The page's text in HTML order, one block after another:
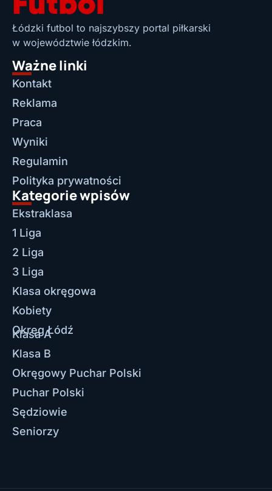
Łódzki futbol to najszybszy portal piłkarski
w województwie łódzkim.
Ważne linki
Kontakt
Reklama
Praca
Wyniki
Regulamin
Polityka prywatności
Kategorie wpisów
Ekstraklasa
1 Liga
2 Liga
3 Liga
Klasa okręgowa
Kobiety
Okręg Łódź
Klasa A
Klasa B
Okręgowy Puchar Polski
Puchar Polski
Sędziowie
Seniorzy